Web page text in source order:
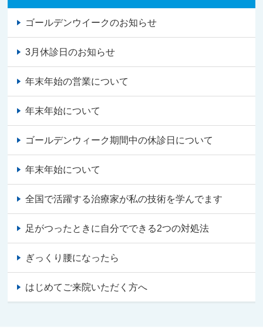
ゴールデンウイークのお知らせ
3月休診日のお知らせ
年末年始の営業について
年末年始について
ゴールデンウィーク期間中の休診日について
年末年始について
全国で活躍する治療家が私の技術を学んでます
足がつったときに自分でできる2つの対処法
ぎっくり腰になったら
はじめてご来院いただく方へ